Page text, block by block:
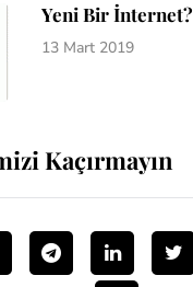
Yeni Bir İnternet?
13 Mart 2019
Kaçırmayın